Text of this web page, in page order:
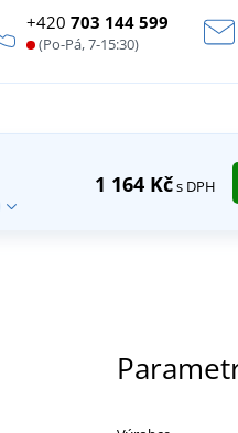
+420703 144 599
(Po-Pá, 7-15:30)
1 164 Kčs DPH